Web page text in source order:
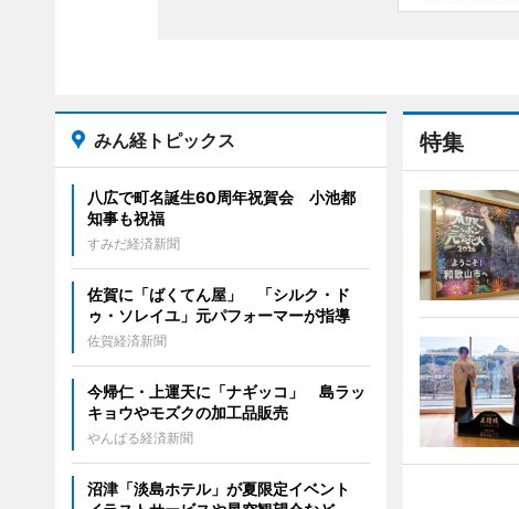
特集
みん経トピックス
八広で町名誕生60周年祝賀会 小池都
知事も祝福
すみだ経済新聞
佐賀に「ばくてん屋」 「シルク・ド
ゥ・ソレイユ」元パフォーマーが指導
佐賀経済新聞
今帰仁・上運天に「ナギッコ」 島ラッ
キョウやモズクの加工品販売
やんばる経済新聞
沼津「淡島ホテル」が夏限定イベント